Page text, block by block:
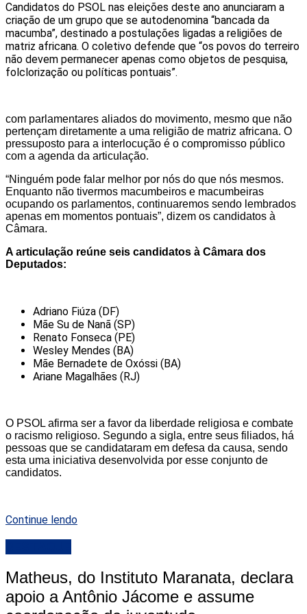
Candidatos do PSOL nas eleições deste ano anunciaram a
criação de um grupo que se autodenomina “bancada da
macumba”, destinado a postulações ligadas a religiões de
matriz africana. O coletivo defende que “os povos do terreiro
não devem permanecer apenas como objetos de pesquisa,
folclorização ou políticas pontuais”.
com parlamentares aliados do movimento, mesmo que não
pertençam diretamente a uma religião de matriz africana. O
pressuposto para a interlocução é o compromisso público
com a agenda da articulação.
“Ninguém pode falar melhor por nós do que nós mesmos.
Enquanto não tivermos macumbeiros e macumbeiras
ocupando os parlamentos, continuaremos sendo lembrados
apenas em momentos pontuais”, dizem os candidatos à
Câmara.
A articulação reúne seis candidatos à Câmara dos
Deputados:
Adriano Fiúza (DF)
Mãe Su de Nanã (SP)
Renato Fonseca (PE)
Wesley Mendes (BA)
Mãe Bernadete de Oxóssi (BA)
Ariane Magalhães (RJ)
O PSOL afirma ser a favor da liberdade religiosa e combate
o racismo religioso. Segundo a sigla, entre seus filiados, há
pessoas que se candidataram em defesa da causa, sendo
esta uma iniciativa desenvolvida por esse conjunto de
candidatos.
Continue lendo
Matheus, do Instituto Maranata, declara
apoio a Antônio Jácome e assume